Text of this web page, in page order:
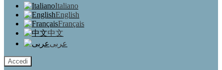
Italiano
English
Français
中文
عربى
Accedi